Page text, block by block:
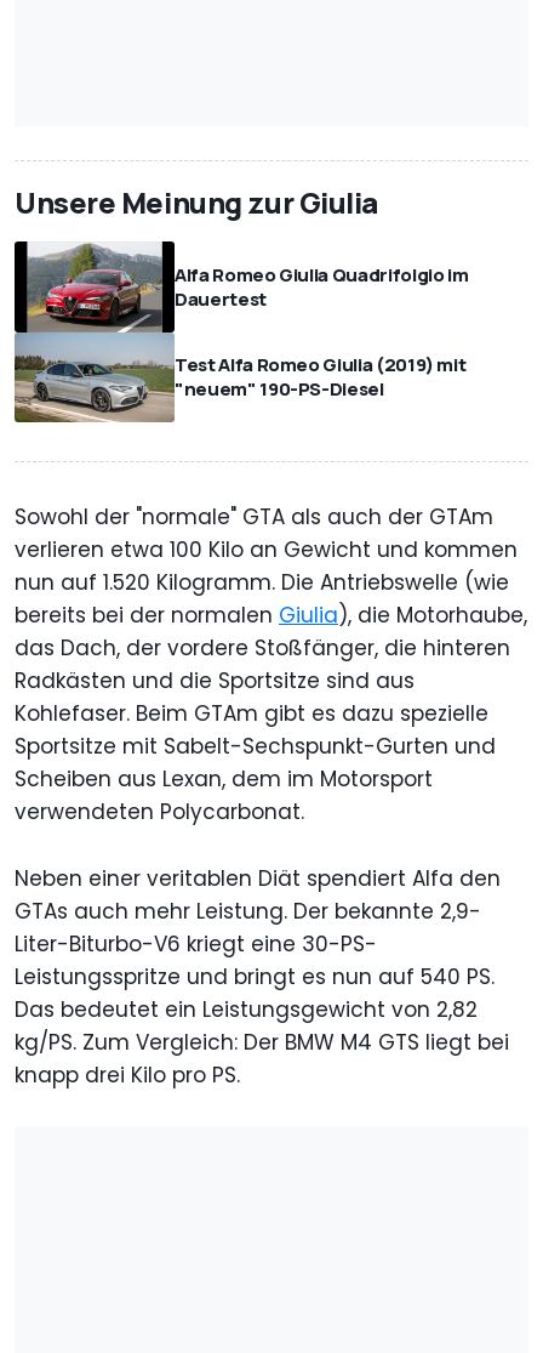
Unsere Meinung zur Giulia
Alfa Romeo Giulia Quadrifolgio im
Dauertest
Test Alfa Romeo Giulia (2019) mit
"neuem" 190-PS-Diesel
Sowohl der "normale" GTA als auch der GTAm
verlieren etwa 100 Kilo an Gewicht und kommen
nun auf 1.520 Kilogramm. Die Antriebswelle (wie
bereits bei der normalen Giulia), die Motorhaube,
das Dach, der vordere Stoßfänger, die hinteren
Radkästen und die Sportsitze sind aus
Kohlefaser. Beim GTAm gibt es dazu spezielle
Sportsitze mit Sabelt-Sechspunkt-Gurten und
Scheiben aus Lexan, dem im Motorsport
verwendeten Polycarbonat.
Neben einer veritablen Diät spendiert Alfa den
GTAs auch mehr Leistung. Der bekannte 2,9-
Liter-Biturbo-V6 kriegt eine 30-PS-
Leistungsspritze und bringt es nun auf 540 PS.
Das bedeutet ein Leistungsgewicht von 2,82
kg/PS. Zum Vergleich: Der BMW M4 GTS liegt bei
knapp drei Kilo pro PS.